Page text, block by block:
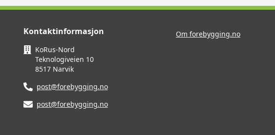
Kontaktinformasjon
KoRus-Nord
Teknologiveien 10
8517 Narvik
post@forebygging.no
post@forebygging.no
Om forebygging.no